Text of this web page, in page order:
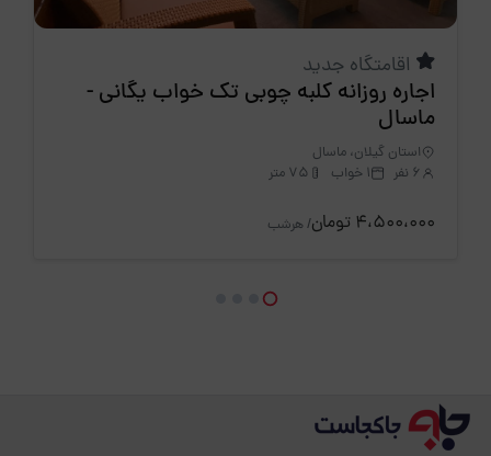
اقامتگاه جدید
اجاره روزانه کلبه چوبی تک خواب یگانی -
ماسال
استان گیلان، ماسال
6 نفر
1 خواب 75 متر
4،500،000 تومان / هرشب